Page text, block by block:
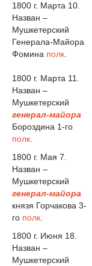
1800 г. Марта 10.
Назван –
Мушкетерский
Генерала-Майора
Фомина полк
1800 г. Марта 11.
Назван –
Мушкетерский
генерал-майора
Бороздина 1-го
полк
1800 г. Мая 7.
Назван –
Мушкетерский
генерал-майора
князя Горчакова 3-
го полк
1800 г. Июня 18.
Назван –
Мушкетерский